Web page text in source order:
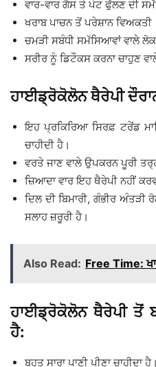
ਵਾਰ-ਵਾਰ ਗੈਸ ਤੇ ਪੇਟ ਫੁੱਲਣ ਦੀ
ਖਰਾਬ ਪਾਚਨ ਤੋਂ ਪਰੇਸ਼ਾਨ ਵਿਅਕਤੀ
ਚਮੜੀ ਸਬੰਧੀ ਸਮੱਸਿਆਵਾਂ ਵਾਲੇ ਲੋਕ
ਸਰੀਰ ਨੂੰ ਡਿਟੌਕਸ ਕਰਨਾ ਚਾਹੁਣ
ਹਾਈਡ੍ਰੋਕੋਲੋਨ ਥੈਰੇਪੀ
ਇਹ ਪ੍ਰਕਿਰਿਆ ਸਿਰਫ਼ ਟਰੇਂਡ
ਚਾਹੀਦੀ ਹੈ।
ਵਰਤੇ ਜਾਣ ਵਾਲੇ ਉਪਕਰਨ ਪੂਰੀ
ਜ਼ਿਆਦਾ ਵਾਰ ਇਹ ਥੈਰੇਪੀ ਨਹੀਂ
ਦਿਲ ਦੀ ਬਿਮਾਰੀ, ਗੰਭੀਰ ਅੰਤੜੀ
ਸਲਾਹ ਜ਼ਰੂਰੀ ਹੈ।
Also Read: Free Time:
ਹਾਈਡ੍ਰੋਕੋਲੋਨ ਥੈਰੇਪੀ ਤੋਂ
ਹੈ:
ਬਹੁਤ ਸਾਰਾ ਪਾਣੀ ਪੀਣਾ ਚਾਹੀਦਾ ਹੈ।